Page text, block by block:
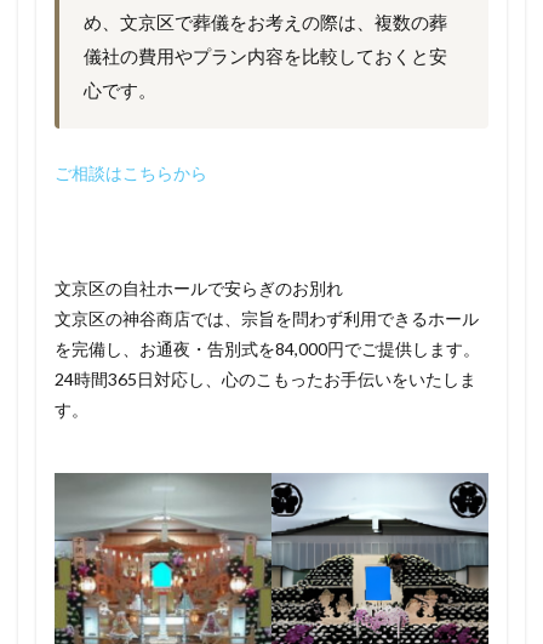
め、文京区で葬儀をお考えの際は、複数の葬
儀社の費用やプラン内容を比較しておくと安
心です。
ご相談はこちらから
文京区の自社ホールで安らぎのお別れ
文京区の神谷商店では、宗旨を問わず利用できるホール
を完備し、お通夜・告別式を84,000円でご提供します。
24時間365日対応し、心のこもったお手伝いをいたしま
す。